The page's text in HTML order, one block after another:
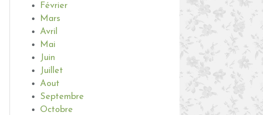
Février
Mars
Avril
Mai
Juin
Juillet
Aout
Septembre
Octobre